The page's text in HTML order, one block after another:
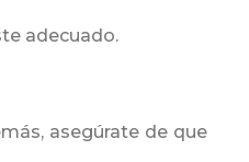
adecuado.
asegúrate de que